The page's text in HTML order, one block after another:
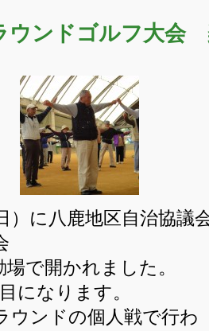
ウンドゴルフ大会
）に八鹿地区自治協議
で開かれました。
になります。
ウンドの個人戦で行わ